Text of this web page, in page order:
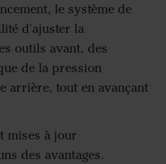
le système de
d'ajuster la
outils avant, des
de la pression
arrière, tout en avançant
mises à jour
des avantages.